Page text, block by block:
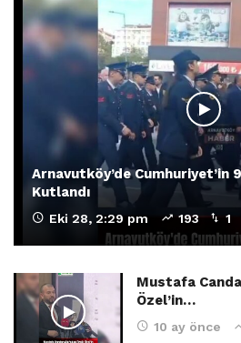
Arnavutköy’de Cumhuriyet’in
Kutlandı
Eki 28, 2:29 pm 193 1
Mustafa
Özel’in…
10 ay önce